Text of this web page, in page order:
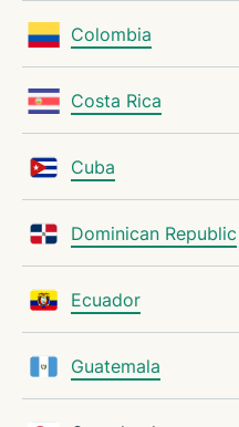
Colombia
Costa Rica
Cuba
Dominican Republic
Ecuador
Guatemala